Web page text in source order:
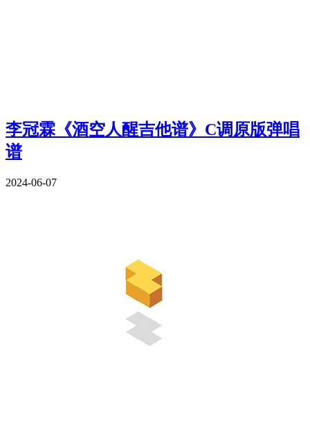
李冠霖《酒空人醒吉他谱》C调原版弹唱
谱
2024-06-07